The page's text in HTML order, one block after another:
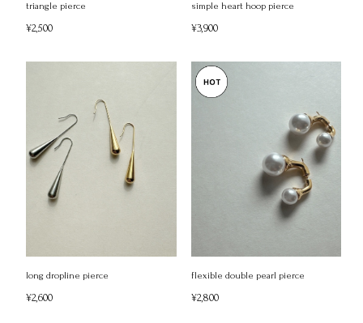
triangle pierce
¥2,500
simple heart hoop pierce
¥3,900
long dropline pierce
¥2,600
flexible double pearl pierce
¥2,800